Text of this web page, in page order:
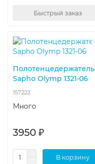
Быстрый заказ
Полотенцедержатель
Sapho Olymp 1321-06
157222
Много
3950 ₽
В корзину